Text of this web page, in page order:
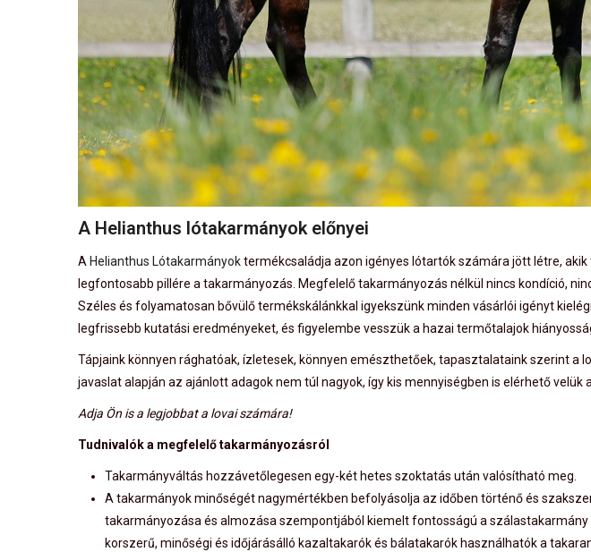
A Helianthus lótakarmányok előnyei
A Helianthus Lótakarmányoktermékcsaládja azon igényes lótartók számára jött létre,
legfontosabb pillére a takarmányozás. Megfelelő takarmányozás nélkül nincs kondíció,
Széles és folyamatosan bővülő termékskálánkkal igyekszünk minden vásárlói igényt
legfrissebb kutatási eredményeket, és figyelembe vesszük a hazai termőtalajok
Tápjaink könnyen rághatóak, ízletesek, könnyen emészthetőek, tapasztalataink szerint a
javaslat alapján az ajánlott adagok nem túl nagyok, így kis mennyiségben is elérhető velük
Adja Ön is a legjobbat a lovai számára!
Tudnivalók a megfelelő takarmányozásról
Takarmányváltás hozzávetőlegesen egy-két hetes szoktatás után valósítható meg.
A takarmányok minőségét nagymértékben befolyásolja az időben történő és
takarmányozása és almozása szempontjából kiemelt fontosságú a
korszerű, minőségi és időjárásálló kazaltakarók és bálatakarók használhatók a